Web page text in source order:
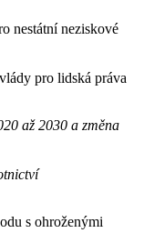
nestátní neziskové
pro lidská práva
až 2030 a změna
s ohroženými